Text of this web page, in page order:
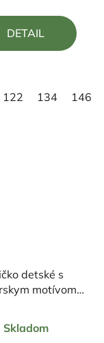
5,0
z
DETAIL
122 134 146
detské s
motívom
hodnotenie
Skladom